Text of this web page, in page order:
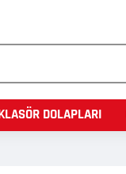
DOLAPLARI